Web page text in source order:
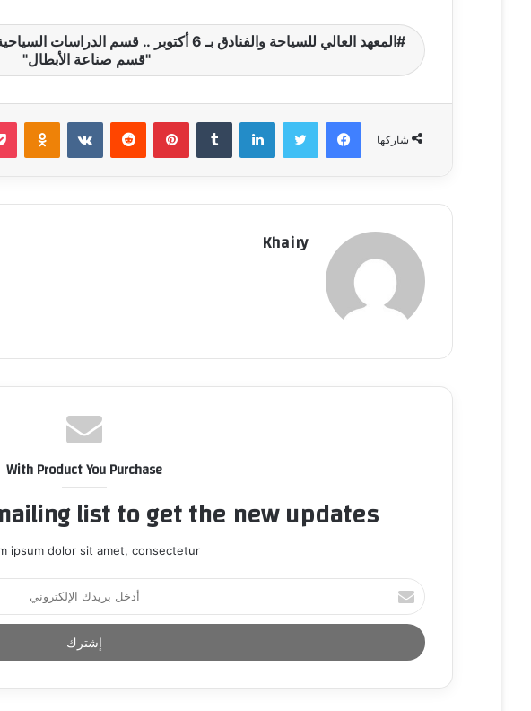
المعهد العالي للسياحة والفنادق بـ 6 أكتوبر ..
"قسم صناعة الأبطال"
شاركها
فيسبوك تويتر لينكدإن ‏Tumblr بينتيريست ‏Reddit
‏VKontakte
Odnoklassniki
Khairy
With Product You Purchase
list to get the new updates!
ipsum dolor sit amet, consectetur.
أ
د
خ
ل